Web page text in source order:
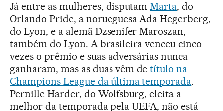
Já entre as mulheres, disputamMarta, do
Orlando Pride, a norueguesa Ada Hegerberg,
do Lyon, e a alemã Dzsenifer Maroszan,
também do Lyon. A brasileira venceu cinco
vezes o prêmio e suas adversárias nunca
ganharam, mas as duas vêm detítulo na
Champions League da última temporada.
Pernille Harder, do Wolfsburg, eleita a
melhor da temporada pela UEFA, não está